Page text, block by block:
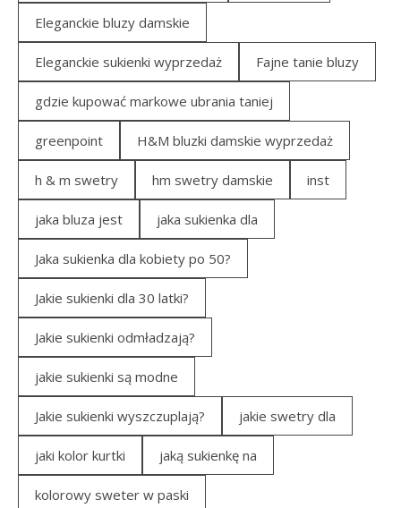
Eleganckie bluzy damskie
Eleganckie sukienki wyprzedaż Fajne tanie bluzy
gdzie kupować markowe ubrania taniej
greenpoint H&M bluzki damskie wyprzedaż
h & m swetry hm swetry damskie inst
jaka bluza jest jaka sukienka dla
Jaka sukienka dla kobiety po 50?
Jakie sukienki dla 30 latki?
Jakie sukienki odmładzają?
jakie sukienki są modne
Jakie sukienki wyszczuplają? jakie swetry dla
jaki kolor kurtki jaką sukienkę na
kolorowy sweter w paski